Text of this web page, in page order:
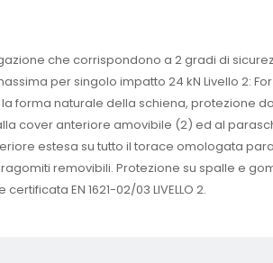
che corrispondono a 2 gradi di
per singolo impatto 24 kN Livello 2:
forma naturale della schiena, protezione
cover anteriore amovibile (2) ed al
estesa su tutto il torace omologata
removibili. Protezione su spalle e
EN 1621-02/03 LIVELLO 2.